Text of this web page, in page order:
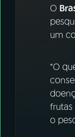
YouTube
Instagram
O
um
“O
frutas
o